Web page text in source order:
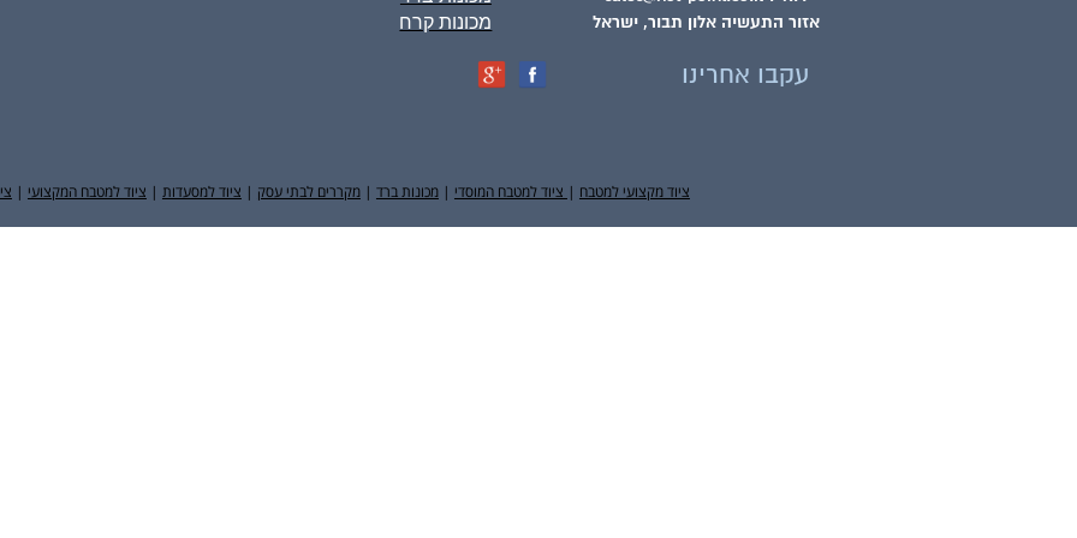
אזור התעשיה אלון תבור, ישראל
עקבו אחרינו
ציוד מקצועי למטבח ציוד למטבח המוסדי |מכונות ברד |מקררים לבתי עסק ציוד למסעדות ציוד למטבח המקצועי
מכונות קרח